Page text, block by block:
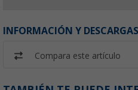
INFORMACIÓN Y DESCARGAS
Compara este artículo